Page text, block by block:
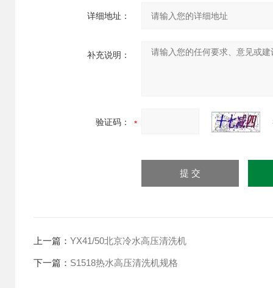
详细地址：
补充说明：
验证码：
上一篇： YX41/50北京冷水高压清洗机
下一篇： S1518热水高压清洗机规格